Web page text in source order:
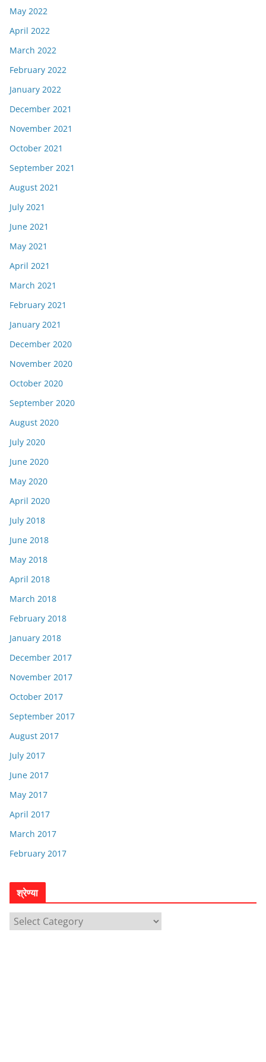
May 2022
April 2022
March 2022
February 2022
January 2022
December 2021
November 2021
October 2021
September 2021
August 2021
July 2021
June 2021
May 2021
April 2021
March 2021
February 2021
January 2021
December 2020
November 2020
October 2020
September 2020
August 2020
July 2020
June 2020
May 2020
April 2020
July 2018
June 2018
May 2018
April 2018
March 2018
February 2018
January 2018
December 2017
November 2017
October 2017
September 2017
August 2017
July 2017
June 2017
May 2017
April 2017
March 2017
February 2017
श्रेण्या
श्रे